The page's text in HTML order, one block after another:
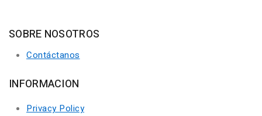
SOBRE NOSOTROS
Contáctanos
INFORMACION
Privacy Policy